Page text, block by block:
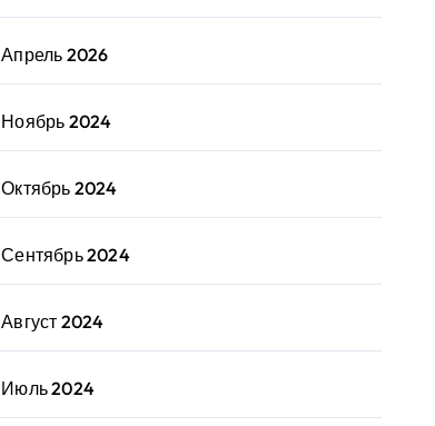
Апрель 2026
Ноябрь 2024
Октябрь 2024
Сентябрь 2024
Август 2024
Июль 2024